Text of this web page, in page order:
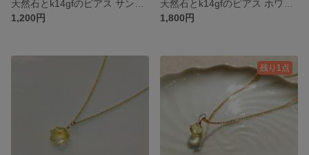
1,200円
1,800円
残り1点